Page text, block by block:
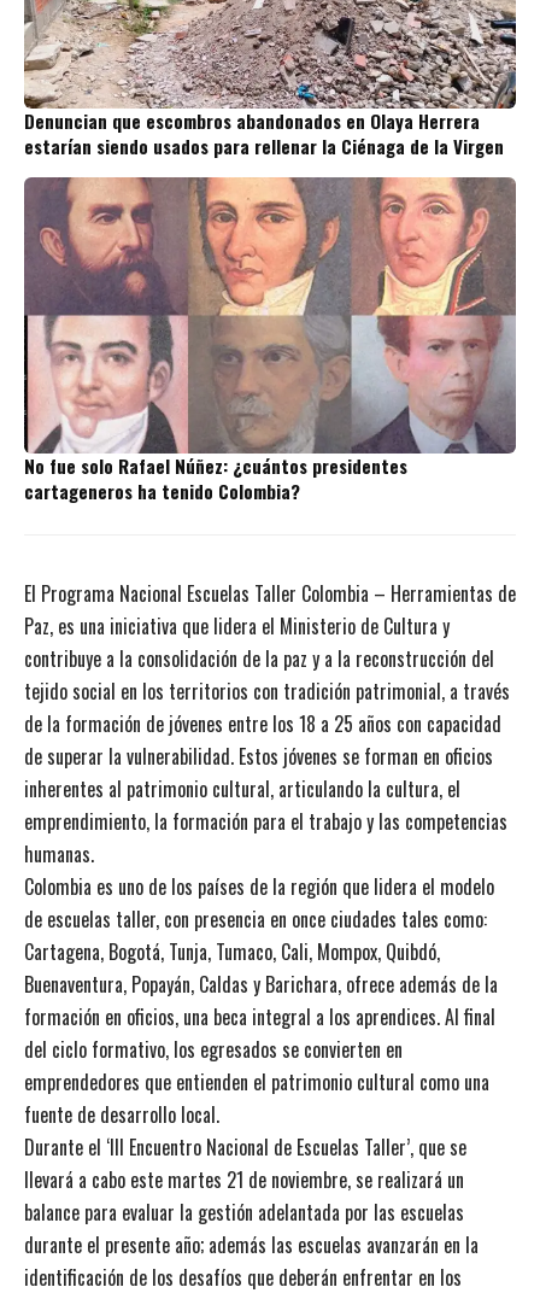
Denuncian que escombros abandonados en Olaya Herrera
estarían siendo usados para rellenar la Ciénaga de la Virgen
No fue solo Rafael Núñez: ¿cuántos presidentes
cartageneros ha tenido Colombia?
El Programa Nacional Escuelas Taller Colombia – Herramientas de
Paz, es una iniciativa que lidera el Ministerio de Cultura y
contribuye a la consolidación de la paz y a la reconstrucción del
tejido social en los territorios con tradición patrimonial, a través
de la formación de jóvenes entre los 18 a 25 años con capacidad
de superar la vulnerabilidad. Estos jóvenes se forman en oficios
inherentes al patrimonio cultural, articulando la cultura, el
emprendimiento, la formación para el trabajo y las competencias
humanas.
Colombia es uno de los países de la región que lidera el modelo
de escuelas taller, con presencia en once ciudades tales como:
Cartagena, Bogotá, Tunja, Tumaco, Cali, Mompox, Quibdó,
Buenaventura, Popayán, Caldas y Barichara, ofrece además de la
formación en oficios, una beca integral a los aprendices. Al final
del ciclo formativo, los egresados se convierten en
emprendedores que entienden el patrimonio cultural como una
fuente de desarrollo local.
Durante el ‘III Encuentro Nacional de Escuelas Taller’, que se
llevará a cabo este martes 21 de noviembre, se realizará un
balance para evaluar la gestión adelantada por las escuelas
durante el presente año; además las escuelas avanzarán en la
identificación de los desafíos que deberán enfrentar en los